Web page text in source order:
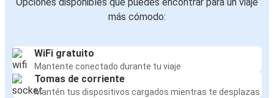
más cómodo:
WiFi gratuito
Mantente conectado durante tu viaje
Tomas de corriente
Mantén tus dispositivos cargados mientras te desplazas